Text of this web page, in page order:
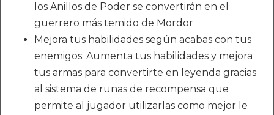
los Anillos de Poder se convertirán en el
guerrero más temido de Mordor
Mejora tus habilidades según acabas con tus
enemigos; Aumenta tus habilidades y mejora
tus armas para convertirte en leyenda gracias
al sistema de runas de recompensa que
permite al jugador utilizarlas como mejor le